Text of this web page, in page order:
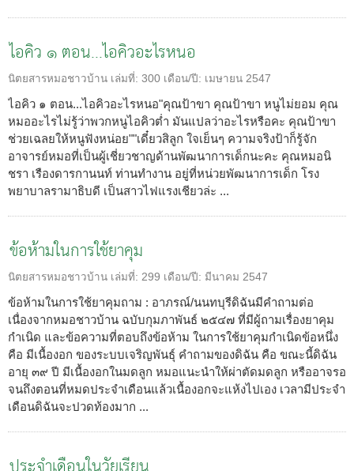
ไอคิว ๑ ตอน...ไอคิวอะไรหนอ
นิตยสารหมอชาวบ้าน เล่มที่: 300 เดือน/ปี: เมษายน 2547
ไอคิว ๑ ตอน...ไอคิวอะไรหนอ"คุณป้าขา คุณป้าขา หนูไม่ยอม คุณ
หมออะไรไม่รู้ว่าพวกหนูไอคิวต่ำ มันแปลว่าอะไรหรือคะ คุณป้าขา
ช่วยเฉลยให้หนูฟังหน่อย""เดี๋ยวสิลูก ใจเย็นๆ ความจริงป้าก็รู้จัก
อาจารย์หมอที่เป็นผู้เชี่ยวชาญด้านพัฒนาการเด็กนะคะ คุณหมอนิ
ชรา เรืองดารกานนท์ ท่านทำงาน อยู่ที่หน่วยพัฒนาการเด็ก โรง
พยาบาลรามาธิบดี เป็นสาวไฟแรงเชียวล่ะ ...
ข้อห้ามในการใช้ยาคุม
นิตยสารหมอชาวบ้าน เล่มที่: 299 เดือน/ปี: มีนาคม 2547
ข้อห้ามในการใช้ยาคุมถาม : อาภรณ์/นนทบุรีดิฉันมีคำถามต่อ
เนื่องจากหมอชาวบ้าน ฉบับกุมภาพันธ์ ๒๕๔๗ ที่มีผู้ถามเรื่องยาคุม
กำเนิด และข้อความที่ตอบถึงข้อห้าม ในการใช้ยาคุมกำเนิดข้อหนึ่ง
คือ มีเนื้องอก ของระบบเจริญพันธุ์ คำถามของดิฉัน คือ ขณะนี้ดิฉัน
อายุ ๓๙ ปี มีเนื้องอกในมดลูก หมอแนะนำให้ผ่าตัดมดลูก หรืออาจรอ
จนถึงตอนที่หมดประจำเดือนแล้วเนื้องอกจะแห้งไปเอง เวลามีประจำ
เดือนดิฉันจะปวดท้องมาก ...